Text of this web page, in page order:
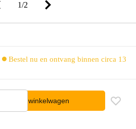
1/2
Bestel nu en ontvang binnen circa 13
In winkelwagen